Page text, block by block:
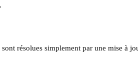
résolues simplement par une mise à